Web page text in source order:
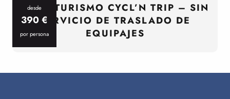
desde
390€
por persona
CICLOTURISMO CYCL’N TRIP – SIN
SERVICIO DE TRASLADO DE
EQUIPAJES